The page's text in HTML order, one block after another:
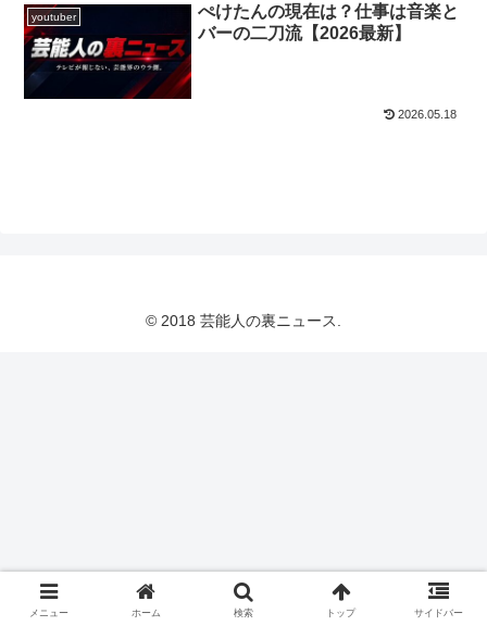
youtuber
ぺけたんの現在は？仕事は音楽と
バーの二刀流【2026最新】
2026.05.18
© 2018 芸能人の裏ニュース.
メニュー ホーム 検索 トップ サイドバー